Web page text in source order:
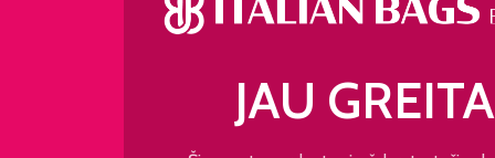
JAU